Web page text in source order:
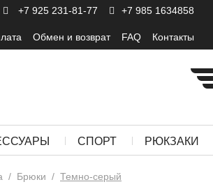
+7 925 231-81-77 +7 985 1634858
Обмен и возврат FAQ Контакты
СПОРТ РЮКЗАКИ
/ Брюки / Темно-серый